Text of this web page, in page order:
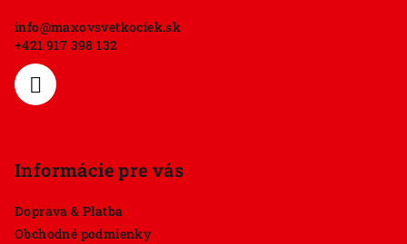
info@maxovsvetkociek.sk
+421 917 398 132
Informácie pre vás
Doprava & Platba
Obchodné podmienky